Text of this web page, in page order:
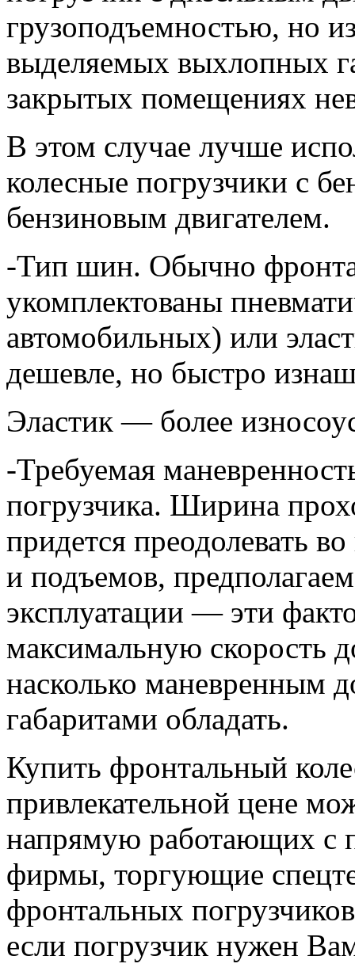
грузоподъемностью, но
выделяемых выхлопных
закрытых помещениях
В этом случае лучше
колесные погрузчики с
бензиновым двигателем.
-Тип шин. Обычно
укомплектованы
автомобильных) или
дешевле, но быстро
Эластик — более
-Требуемая
погрузчика. Ширина
придется преодолевать
и подъемов,
эксплуатации — эти
максимальную скорость
насколько маневренным
габаритами обладать.
Купить фронтальный
привлекательной цене
напрямую работающих с
фирмы, торгующие
фронтальных
если погрузчик нужен